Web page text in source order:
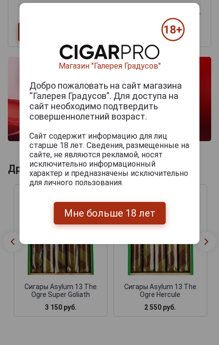
Другие продукты бренда ASYLUM
Сигары Asylum 13 The
Ogre Super Goliath
3 150 руб.
Сигары Asylum 13 The
Ogre Hercule
2 550 руб.
Магазин "Галерея Градусов"
Добро пожаловать на сайт магазина
“Галерея Градусов”. Для доступа на
сайт необходимо подтвердить
совершеннолетний возраст.
Сайт содержит информацию для лиц
старше 18 лет. Сведения, размещенные на
сайте, не являются рекламой, носят
исключительно информационный
характер и предназначены исключительно
для личного пользования.
Мне больше 18 лет